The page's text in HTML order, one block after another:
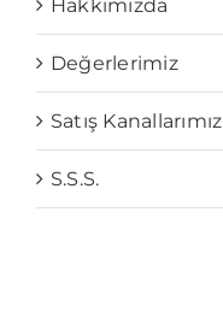
Hakkımızda
Değerlerimiz
Satış Kanallarımız
S.S.S.